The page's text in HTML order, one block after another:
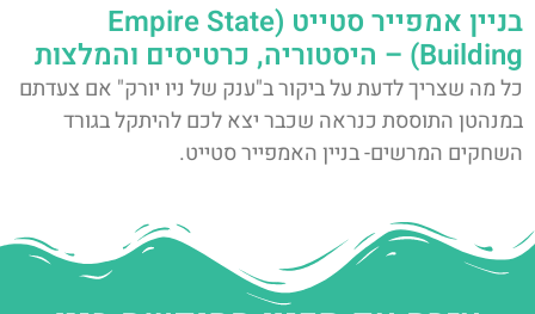
בניין אמפייר סטייט (Empire State
Building) – היסטוריה, כרטיסים והמלצות
כל מה שצריך לדעת על ביקור ב"ענק של ניו יורק" אם צעדתם
במנהטן התוססת כנראה שכבר יצא לכם להיתקל בגורד
השחקים המרשים- בניין האמפייר סטייט.